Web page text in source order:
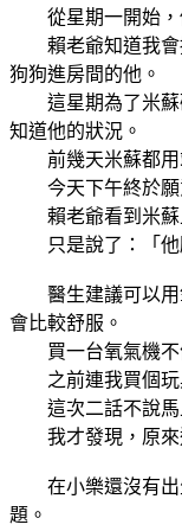
從星期一開始，
賴老爺知道我會
狗狗進房間的他。
這星期為了米蘇
知道他的狀況。
前幾天米蘇都用
今天下午終於願
賴老爺看到米蘇
只是說了：「他
醫生建議可以用
會比較舒服。
買一台氧氣機不
之前連我買個玩
這次二話不說馬
我才發現，原來
在小樂還沒有出
題。